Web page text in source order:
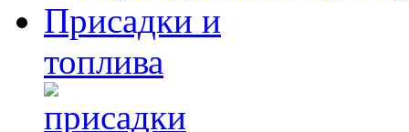
Присадки и
топлива